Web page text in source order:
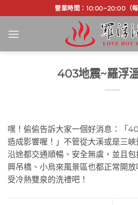
to
content
營業時間：10:00~20:00（每
403地震~羅浮
嘿！偷偷告訴大家一個好消息：「
造成影響喔！」不管從大溪或是三峽
沿途都交通順暢、安全無虞，並且
興吊橋、小烏來風景區也都正常開
受冷熱雙泉的洗禮吧！